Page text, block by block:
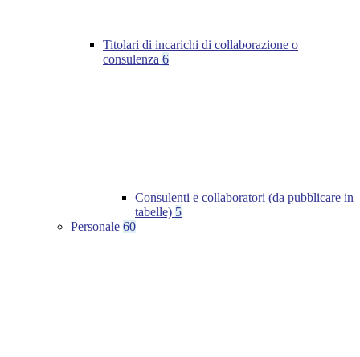
Titolari di incarichi di collaborazione o
consulenza 6
Consulenti e collaboratori (da pubblicare in
tabelle) 5
Personale 60